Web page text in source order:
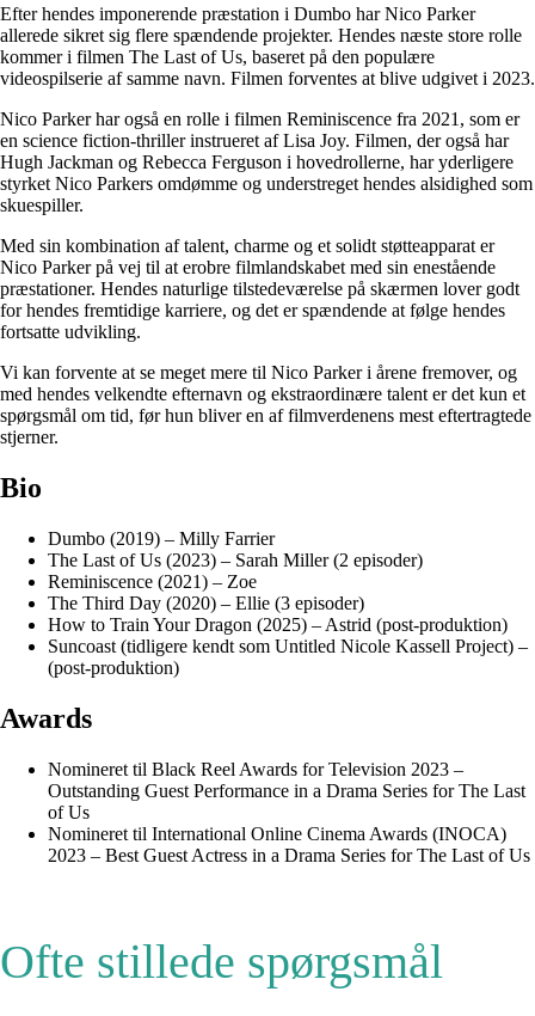
Efter hendes imponerende præstation i Dumbo har Nico Parker
allerede sikret sig flere spændende projekter. Hendes næste store rolle
kommer i filmen The Last of Us, baseret på den populære
videospilserie af samme navn. Filmen forventes at blive udgivet i 2023.
Nico Parker har også en rolle i filmen Reminiscence fra 2021, som er
en science fiction-thriller instrueret af Lisa Joy. Filmen, der også har
Hugh Jackman og Rebecca Ferguson i hovedrollerne, har yderligere
styrket Nico Parkers omdømme og understreget hendes alsidighed som
skuespiller.
Med sin kombination af talent, charme og et solidt støtteapparat er
Nico Parker på vej til at erobre filmlandskabet med sin enestående
præstationer. Hendes naturlige tilstedeværelse på skærmen lover godt
for hendes fremtidige karriere, og det er spændende at følge hendes
fortsatte udvikling.
Vi kan forvente at se meget mere til Nico Parker i årene fremover, og
med hendes velkendte efternavn og ekstraordinære talent er det kun et
spørgsmål om tid, før hun bliver en af filmverdenens mest eftertragtede
stjerner.
Bio
Dumbo (2019) – Milly Farrier
The Last of Us (2023) – Sarah Miller (2 episoder)
Reminiscence (2021) – Zoe
The Third Day (2020) – Ellie (3 episoder)
How to Train Your Dragon (2025) – Astrid (post-produktion)
Suncoast (tidligere kendt som Untitled Nicole Kassell Project) –
(post-produktion)
Awards
Nomineret til Black Reel Awards for Television 2023 –
Outstanding Guest Performance in a Drama Series for The Last
of Us
Nomineret til International Online Cinema Awards (INOCA)
2023 – Best Guest Actress in a Drama Series for The Last of Us
Ofte stillede spørgsmål